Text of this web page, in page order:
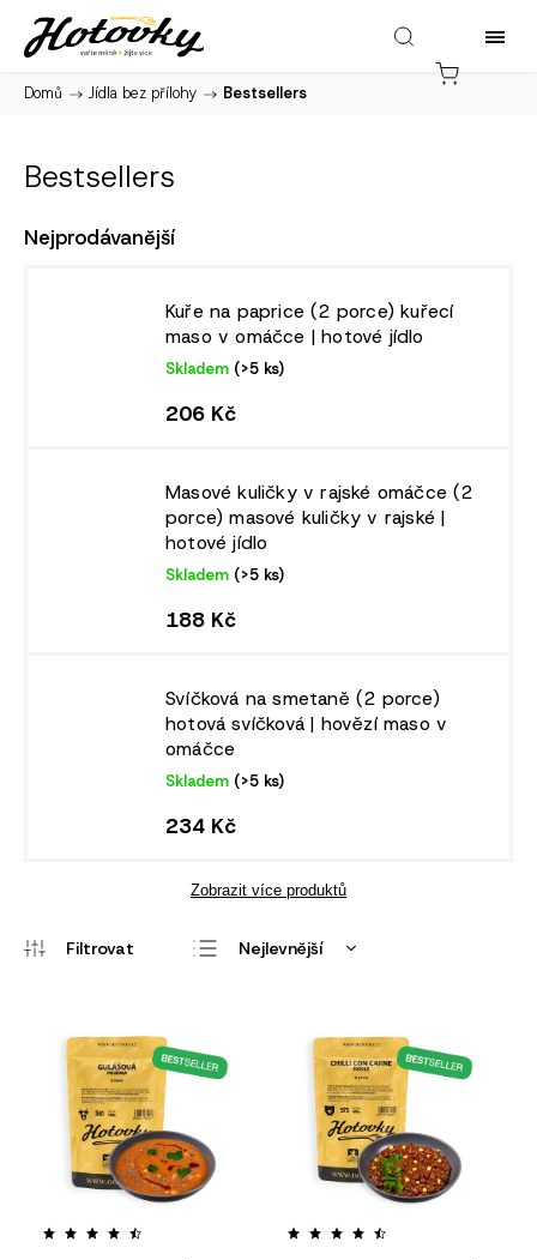
Domů / Jídla bez přílohy / Bestsellers
Bestsellers
Nejprodávanější
Kuře na paprice (2 porce)kuřecí
maso v omáčce | hotové jídlo
Skladem (>5 ks)
206 Kč
Masové kuličky v rajské omáčce (2
porce)masové kuličky v rajské |
hotové jídlo
Skladem (>5 ks)
188 Kč
Svíčková na smetaně (2 porce)
hotová svíčková | hovězí maso v
omáčce
Skladem (>5 ks)
234 Kč
Zobrazit více produktů
Nejlevnější
Abecedně